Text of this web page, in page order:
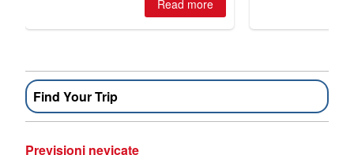
Find Your Trip
Previsioni nevicate